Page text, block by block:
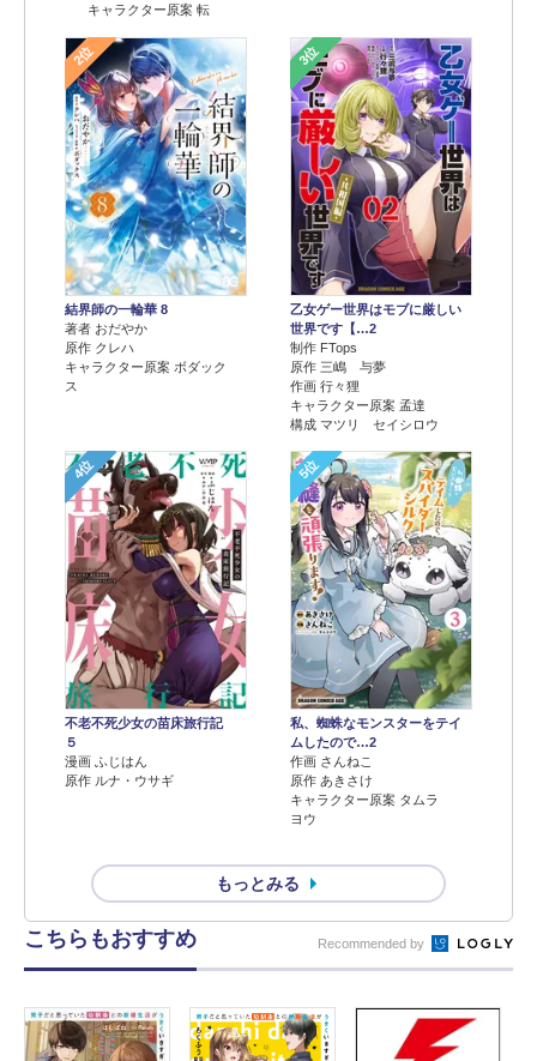
キャラクター原案 転
2位
結界師の一輪華 8
著者 おだやか
原作 クレハ
キャラクター原案 ボダック
ス
3位
乙女ゲー世界はモブに厳しい
世界です【…2
制作 FTops
原作 三嶋 与夢
作画 行々狸
キャラクター原案 孟達
構成 マツリ セイシロウ
4位
不老不死少女の苗床旅行記
５
漫画 ふじはん
原作 ルナ・ウサギ
5位
私、蜘蛛なモンスターをテイ
ムしたので…2
作画 さんねこ
原作 あきさけ
キャラクター原案 タムラ
ヨウ
もっとみる
こちらもおすすめ Recommended by